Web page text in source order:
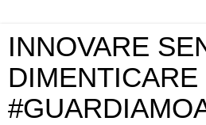
INNOVARE
DIMENTICARE